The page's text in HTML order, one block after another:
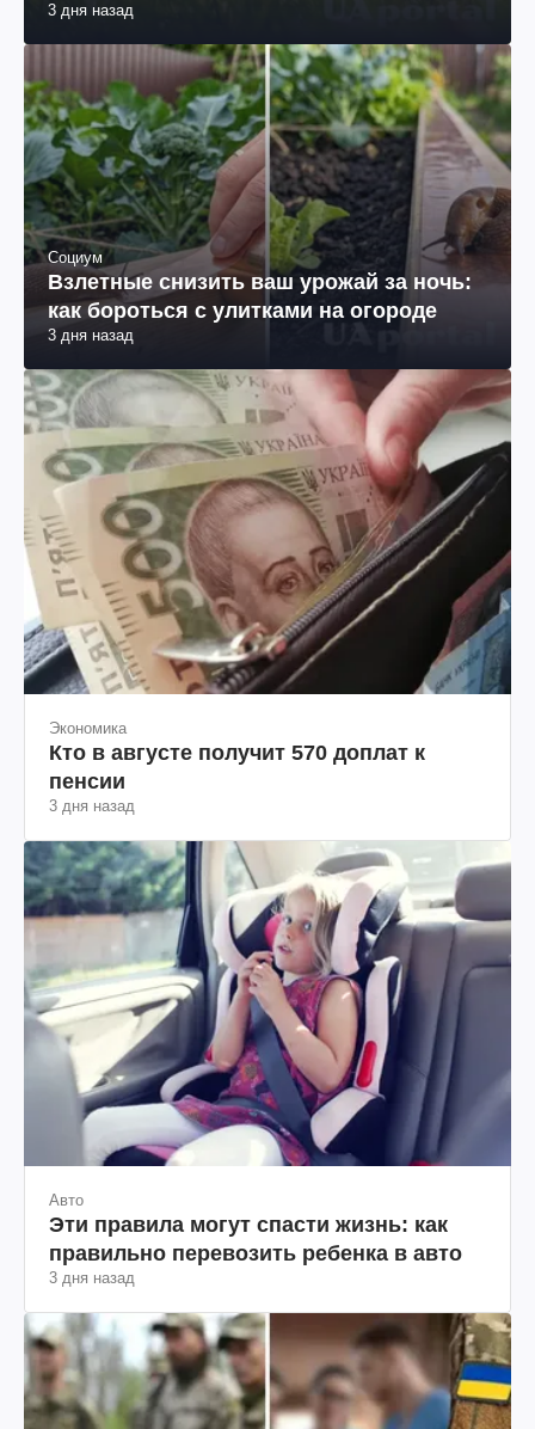
3 дня назад
Социум
Взлетные снизить ваш урожай за ночь:
как бороться с улитками на огороде
3 дня назад
Экономика
Кто в августе получит 570 доплат к
пенсии
3 дня назад
Авто
Эти правила могут спасти жизнь: как
правильно перевозить ребенка в авто
3 дня назад